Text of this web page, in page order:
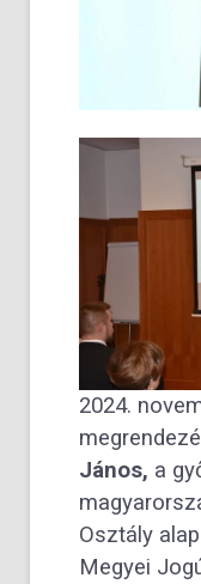
2024.
János, a
Osztály
Megyei